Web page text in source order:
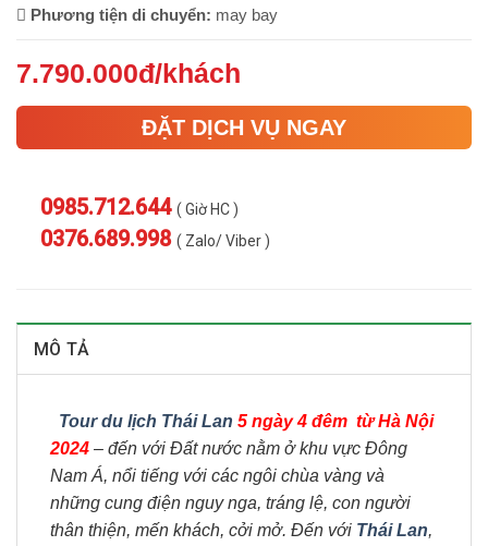
Phương tiện di chuyển: may bay
7.790.000đ/khách
ĐẶT DỊCH VỤ NGAY
0985.712.644 ( Giờ HC )
0376.689.998 ( Zalo/ Viber )
MÔ TẢ
Tour du lịch Thái Lan 5 ngày 4 đêm từ Hà Nội
2024 – đến với Đất nước nằm ở khu vực Đông
Nam Á, nổi tiếng với các ngôi chùa vàng và
những cung điện nguy nga, tráng lệ, con người
thân thiện, mến khách, cởi mở. Đến với Thái Lan,